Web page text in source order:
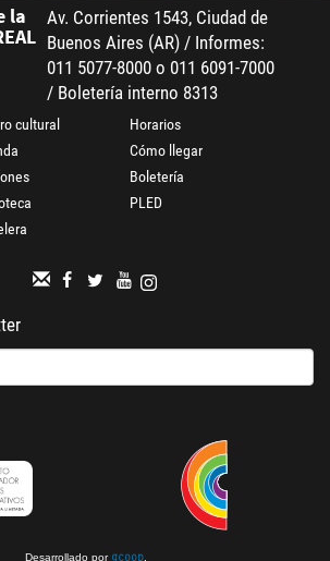
la
Av. Corrientes 1543, Ciudad de
Buenos Aires (AR) / Informes:
011 5077-8000 o 011 6091-7000
/ Boletería interno 8313
cultural
Horarios
Cómo llegar
Boletería
PLED
Desarrollado por